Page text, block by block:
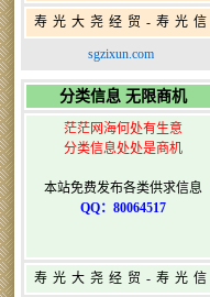
寿光大尧经贸-寿光信
息网-免费信息发布网-
sgzixun.com
分类信息 无限商机
茫茫网海何处有生意
分类信息处处是商机
本站免费发布各类供求信息
QQ：80064517
寿光大尧经贸-寿光信